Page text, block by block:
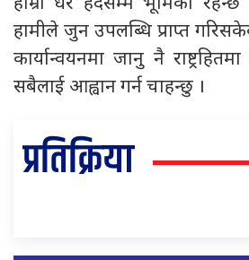
हामीले जुन उपलब्धि प्राप्त
कार्यान्वयनमा जानु नै
सबैलाई आह्वान गर्न चाहन्छु ।
प्रतिक्रिया